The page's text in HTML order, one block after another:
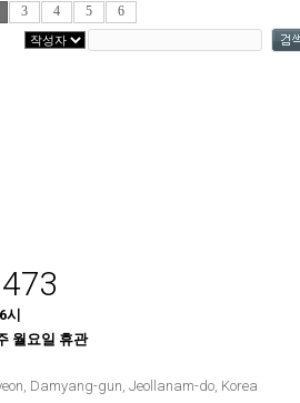
3 4 5 6
시
월요일 휴관
Damyang-gun, Jeollanam-do, Korea